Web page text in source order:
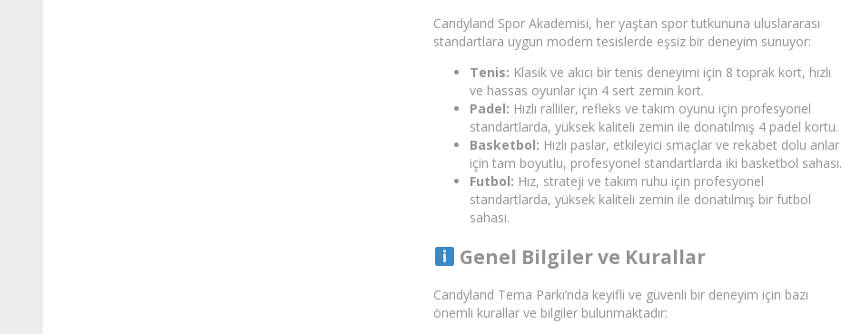
Candyland Spor Akademisi, her yaştan spor tutkununa uluslararası
standartlara uygun modern tesislerde eşsiz bir deneyim sunuyor:
Tenis: Klasik ve akıcı bir tenis deneyimi için 8 toprak kort, hızlı
ve hassas oyunlar için 4 sert zemin kort.
Padel: Hızlı ralliler, refleks ve takım oyunu için profesyonel
standartlarda, yüksek kaliteli zemin ile donatılmış 4 padel kortu.
Basketbol: Hızlı paslar, etkileyici smaçlar ve rekabet dolu anlar
için tam boyutlu, profesyonel standartlarda iki basketbol sahası.
Futbol: Hız, strateji ve takım ruhu için profesyonel
standartlarda, yüksek kaliteli zemin ile donatılmış bir futbol
sahası.
Genel Bilgiler ve Kurallar
Candyland Tema Parkı’nda keyifli ve güvenli bir deneyim için bazı
önemli kurallar ve bilgiler bulunmaktadır: